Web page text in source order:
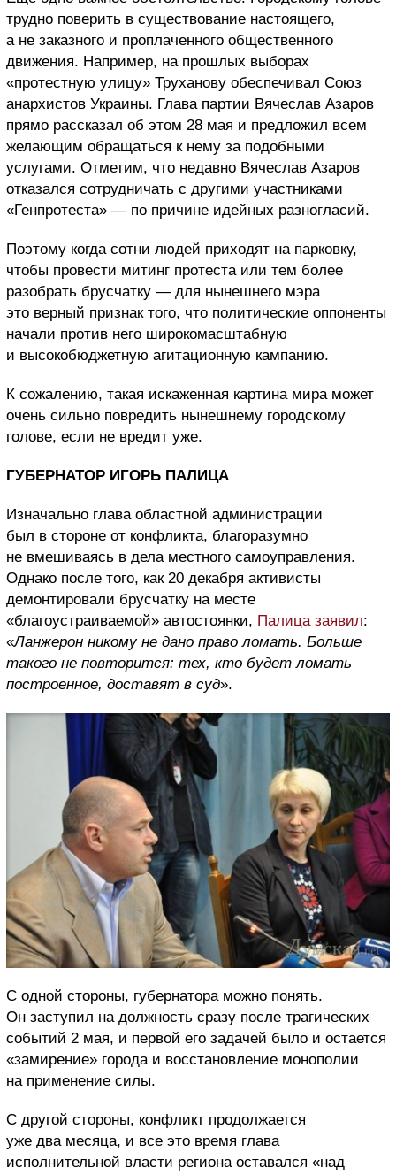
трудно поверить в существование настоящего,
а не заказного и проплаченного общественного
движения. Например, на прошлых выборах
«протестную улицу» Труханову обеспечивал Союз
анархистов Украины. Глава партии Вячеслав Азаров
прямо рассказал об этом 28 мая и предложил всем
желающим обращаться к нему за подобными
услугами. Отметим, что недавно Вячеслав Азаров
отказался сотрудничать с другими участниками
«Генпротеста» — по причине идейных разногласий.
Поэтому когда сотни людей приходят на парковку,
чтобы провести митинг протеста или тем более
разобрать брусчатку — для нынешнего мэра
это верный признак того, что политические оппоненты
начали против него широкомасштабную
и высокобюджетную агитационную кампанию.
К сожалению, такая искаженная картина мира может
очень сильно повредить нынешнему городскому
голове, если не вредит уже.
ГУБЕРНАТОР ИГОРЬ ПАЛИЦА
Изначально глава областной администрации
был в стороне от конфликта, благоразумно
не вмешиваясь в дела местного самоуправления.
Однако после того, как 20 декабря активисты
демонтировали брусчатку на месте
«благоустраиваемой» автостоянки, Палица заявил:
«Ланжерон никому не дано право ломать. Больше
такого не повторится: тех, кто будет ломать
построенное, доставят в суд».
С одной стороны, губернатора можно понять.
Он заступил на должность сразу после трагических
событий 2 мая, и первой его задачей было и остается
«замирение» города и восстановление монополии
на применение силы.
С другой стороны, конфликт продолжается
уже два месяца, и все это время глава
исполнительной власти региона оставался «над